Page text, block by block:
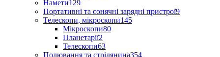
Намети129
Портативні та сонячні зарядні пристрої9
Телескопи, мікроскопи145
Мікроскопи80
Планетарії2
Телескопи63
Полювання та стрілянина354